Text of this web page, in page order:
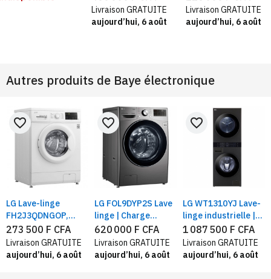
chargement frontal,
Wi-Fi AI Ecobubble
Livraison GRATUITE
aujourd’hui, 6 août
frontal,15
programmes, 1400
Tr/min, Vapeur,
Livraison GRATUITE
aujourd’hui, 6 août
Autres produits de Baye électronique
LG Lave-linge
FH2J3QDNGOP,
Capacité 7 kg,
direct drive, Blanc
favorite_border
273 500 F CFA
Livraison GRATUITE
aujourd’hui, 6 août
LG FOL9DYP2S Lave
linge | Charge
frontale 15 KG | 6
Motion Direct
IADrive™ | Inverter
favorite_border
620 000 F CFA
Livraison GRATUITE
aujourd’hui, 6 août
LG WT1310YJ Lave-
linge industrielle |
Lavage 13KG /
Séchage 10KG ,avec
technologie Centre
favorite_border
1 087 500 F CFA
Livraison GRATUITE
aujourd’hui, 6 août